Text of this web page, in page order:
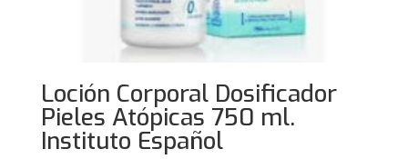
Loción Corporal Dosificador
Pieles Atópicas 750 ml.
Instituto Español